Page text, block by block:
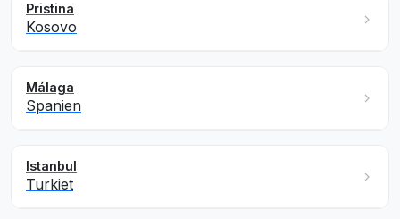
Pristina
Kosovo
Málaga
Spanien
Istanbul
Turkiet